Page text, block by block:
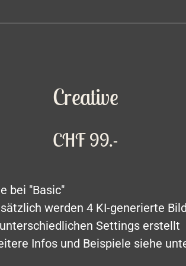
Creative
CHF 99.-
bei "Basic"
werden 4 KI-generierte
Settings erstellt
Infos und Beispiele siehe